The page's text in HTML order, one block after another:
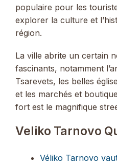
populaire pour les
explorer la culture et
région.
La ville abrite un certain
fascinants, notamment
Tsarevets, les belles
et les marchés et
fort est le magnifique
Veliko Tarnovo
Véliko Tarnovo